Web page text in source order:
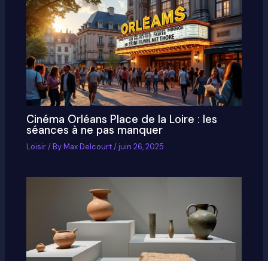
Cinéma Orléans Place de la Loire : les
séances à ne pas manquer
Loisir/ ByMax Delcourt/juin 26, 2025